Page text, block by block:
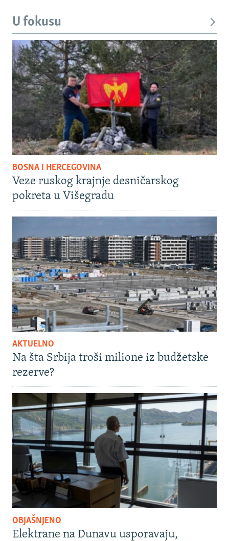
U fokusu
BOSNA I HERCEGOVINA
Veze ruskog krajnje desničarskog
pokreta u Višegradu
AKTUELNO
Na šta Srbija troši milione iz budžetske
rezerve?
OBJAŠNJENO
Elektrane na Dunavu usporavaju,